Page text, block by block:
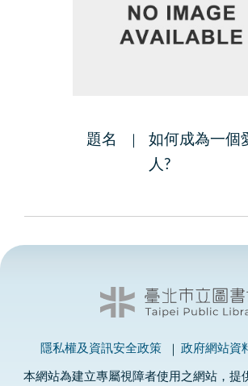
題名
如何成為一個
人?
隱私權及資訊安全政策 政府網站資
本網站為建立專屬視障者使用之網站，提